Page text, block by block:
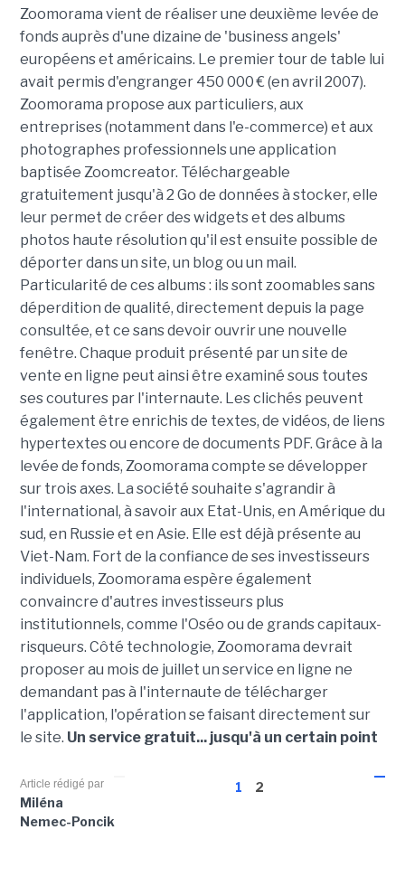
Zoomorama vient de réaliser une deuxième levée de
fonds auprès d'une dizaine de 'business angels'
européens et américains. Le premier tour de table lui
avait permis d'engranger 450 000 € (en avril 2007).
Zoomorama propose aux particuliers, aux
entreprises (notamment dans l'e-commerce) et aux
photographes professionnels une application
baptisée Zoomcreator. Téléchargeable
gratuitement jusqu'à 2 Go de données à stocker, elle
leur permet de créer des widgets et des albums
photos haute résolution qu'il est ensuite possible de
déporter dans un site, un blog ou un mail.
Particularité de ces albums : ils sont zoomables sans
déperdition de qualité, directement depuis la page
consultée, et ce sans devoir ouvrir une nouvelle
fenêtre. Chaque produit présenté par un site de
vente en ligne peut ainsi être examiné sous toutes
ses coutures par l'internaute. Les clichés peuvent
également être enrichis de textes, de vidéos, de liens
hypertextes ou encore de documents PDF. Grâce à la
levée de fonds, Zoomorama compte se développer
sur trois axes. La société souhaite s'agrandir à
l'international, à savoir aux Etat-Unis, en Amérique du
sud, en Russie et en Asie. Elle est déjà présente au
Viet-Nam. Fort de la confiance de ses investisseurs
individuels, Zoomorama espère également
convaincre d'autres investisseurs plus
institutionnels, comme l'Oséo ou de grands capitaux-
risqueurs. Côté technologie, Zoomorama devrait
proposer au mois de juillet un service en ligne ne
demandant pas à l'internaute de télécharger
l'application, l'opération se faisant directement sur
le site. Un service gratuit... jusqu'à un certain point
1 2
Article rédigé par
Miléna
Nemec-Poncik